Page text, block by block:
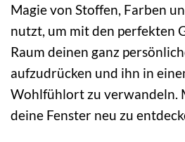
Magie von Stoffen, Farben
nutzt, um mit den perfekten
Raum deinen ganz
aufzudrücken und ihn in
Wohlfühlort zu verwandeln.
deine Fenster neu zu